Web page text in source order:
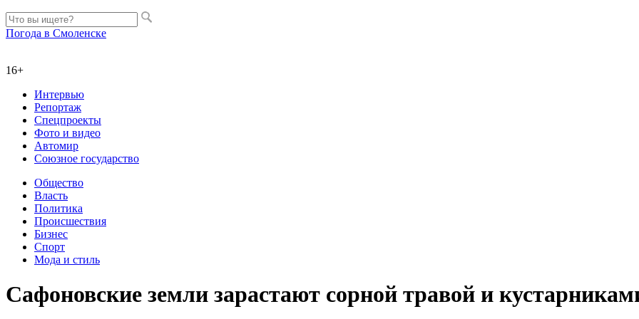
Погода в Смоленске
16+
Интервью
Репортаж
Спецпроекты
Фото и видео
Автомир
Союзное государство
Общество
Власть
Политика
Происшествия
Бизнес
Спорт
Мода и стиль
Сафоновские земли зарастают сорной травой и